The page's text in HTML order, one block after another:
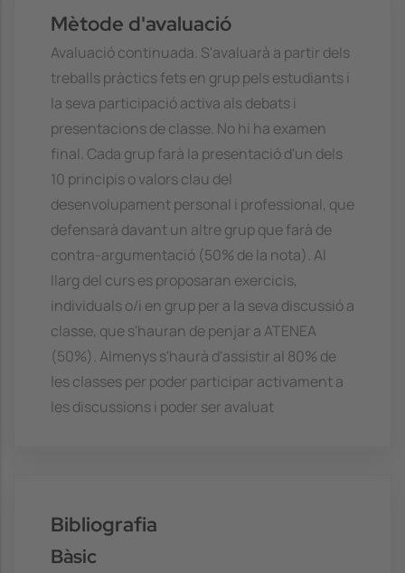
Mètode d'avaluació
Avaluació continuada. S'avaluarà a partir dels
treballs pràctics fets en grup pels estudiants i
la seva participació activa als debats i
presentacions de classe. No hi ha examen
final. Cada grup farà la presentació d'un dels
10 principis o valors clau del
desenvolupament personal i professional, que
defensarà davant un altre grup que farà de
contra-argumentació (50% de la nota). Al
llarg del curs es proposaran exercicis,
individuals o/i en grup per a la seva discussió a
classe, que s'hauran de penjar a ATENEA
(50%). Almenys s'haurà d'assistir al 80% de
les classes per poder participar activament a
les discussions i poder ser avaluat
Bibliografia
Bàsic